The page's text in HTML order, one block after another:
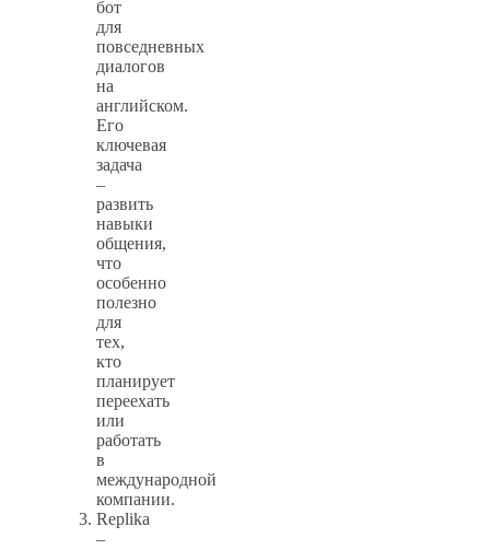
бот
для
повседневных
диалогов
на
английском.
Его
ключевая
задача
–
развить
навыки
общения,
что
особенно
полезно
для
тех,
кто
планирует
переехать
или
работать
в
международной
компании.
Replika
–